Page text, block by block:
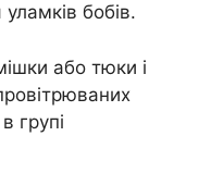
бобів.
або тюки і
групі